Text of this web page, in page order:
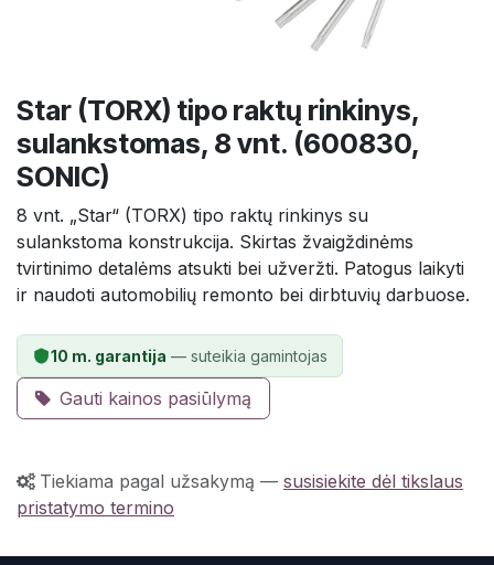
Star (TORX) tipo raktų rinkinys,
sulankstomas, 8 vnt. (600830,
SONIC)
8 vnt. „Star“ (TORX) tipo raktų rinkinys su
sulankstoma konstrukcija. Skirtas žvaigždinėms
tvirtinimo detalėms atsukti bei užveržti. Patogus laikyti
ir naudoti automobilių remonto bei dirbtuvių darbuose.
10 m. garantija — suteikia gamintojas
Gauti kainos pasiūlymą
Tiekiama pagal užsakymą — susisiekite dėl tikslaus
pristatymo termino